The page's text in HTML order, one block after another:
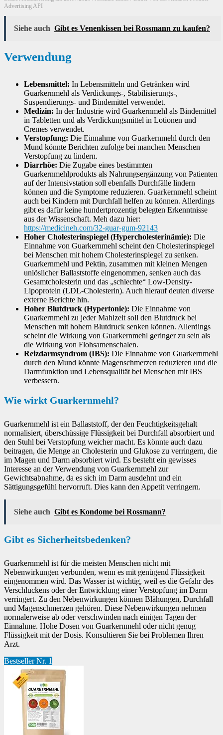
Advertising API
Siehe auch Gibt es Venenkissen bei Rossmann zu kaufen?
Verwendung
Lebensmittel: In Lebensmitteln und Getränken wird
Guarkernmehl als Verdickungs-, Stabilisierungs-,
Suspendierungs- und Bindemittel verwendet.
Medizin: In der Industrie wird Guarkernmehl als Bindemittel
in Tabletten und als Verdickungsmittel in Lotionen und
Cremes verwendet.
Verstopfung: Die Einnahme von Guarkernmehl durch den
Mund könnte Berichten zufolge bei manchen Menschen
Verstopfung zu lindern.
Diarrhöe: Die Zugabe eines bestimmten
Guarkernmehlprodukts als Nahrungsergänzung von Patienten
auf der Intensivstation soll ebenfalls Durchfälle lindern
können und die Symptome reduzieren. Guarkernmehl scheint
auch bei Kindern mit Durchfall helfen zu können. Allerdings
gibt es dafür keine hundertprozentig belegten Erkenntnisse
aus der Wissenschaft. Meh dazu hier:
https://medicineh.com/32-guar-gum-92143
Hoher Cholesterinspiegel (Hypercholesterinämie): Die
Einnahme von Guarkernmehl scheint den Cholesterinspiegel
bei Menschen mit hohem Cholesterinspiegel zu senken.
Guarkernmehl und Pektin, zusammen mit kleinen Mengen
unlöslicher Ballaststoffe eingenommen, senken auch das
Gesamtcholesterin und das „schlechte“ Low-Density-
Lipoprotein (LDL-Cholesterin). Auch hierauf deuten diverse
externe Berichte hin.
Hoher Blutdruck (Hypertonie): Die Einnahme von
Guarkernmehl zu jeder Mahlzeit soll den Blutdruck bei
Menschen mit hohem Blutdruck senken können. Allerdings
scheint die Wirkung von Guarkernmehl geringer zu sein als
die Wirkung von Flohsamenschalen.
Reizdarmsyndrom (IBS): Die Einnahme von Guarkernmehl
durch den Mund könnte Magenschmerzen reduzieren und die
Darmfunktion und Lebensqualität bei Menschen mit IBS
verbessern.
Wie wirkt Guarkernmehl?
Guarkernmehl ist ein Ballaststoff, der den Feuchtigkeitsgehalt
normalisiert, überschüssige Flüssigkeit bei Durchfall absorbiert und
den Stuhl bei Verstopfung weicher macht. Es könnte auch dazu
beitragen, die Menge an Cholesterin und Glukose zu verringern, die
im Magen und Darm absorbiert wird. Es besteht ein gewisses
Interesse an der Verwendung von Guarkernmehl zur
Gewichtsabnahme, da es sich im Darm ausdehnt und ein
Sättigungsgefühl hervorruft. Dies kann den Appetit verringern.
Siehe auch Gibt es Kondome bei Rossmann?
Gibt es Sicherheitsbedenken?
Guarkernmehl ist für die meisten Menschen nicht mit
Nebenwirkungen verbunden, wenn es mit genügend Flüssigkeit
eingenommen wird. Das Wasser ist wichtig, weil es die Gefahr des
Verschluckens oder der Entwicklung einer Verstopfung im Darm
verringert. Zu den Nebenwirkungen können Blähungen, Durchfall
und Magenschmerzen gehören. Diese Nebenwirkungen nehmen
normalerweise ab oder verschwinden nach einigen Tagen der
Einnahme. Hohe Dosen von Guarkernmehl oder nicht genug
Flüssigkeit mit der Dosis. Konsultieren Sie bei Problemen Ihren
Arzt.
Bestseller Nr. 1